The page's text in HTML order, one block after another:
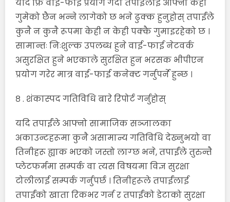
यदि फ्रि वाई-फाई प्रयोग गर्दा तपाईंलाई आफ्नो केही
गुमेको छैन भन्ने लागेको छ भने ढुक्क हुनुहोस् तपाईंले
कुनै न कुनै रूपमा केही न केही पक्कै गुमाइरहेको छ ।
सामान्तः निःशुल्क उपलब्ध हुने वाई-फाई नेटवर्क
असुरक्षित हुने भएकाले सुरक्षित हुन भरसक भीपीएन
प्रयोग गरेर मात्र वाई-फाई कनेक्ट गर्नुपर्ने हुन्छ ।
८ . शंकास्पद गतिविधि बारे रिपोर्ट गर्नुहोस्
यदि तपाईंले आफ्नो सामाजिक सञ्जालका
अकाउन्टहरूमा कुनै असामान्य गतिविधि देख्नुभयो वा
तिनीहरू ह्याक भएको जस्तो लाग्छ भने, तपाईंले तुरुन्तै
प्लेटफर्ममा सम्पर्क वा त्यस विषयमा विज्ञ सुरक्षा
टोलीलाई सम्पर्क गर्नुपर्छ । तिनीहरूले तपाईंलाई
तपाईंको खाता रिकभर गर्न र तपाईंको डेटाको सुरक्षा